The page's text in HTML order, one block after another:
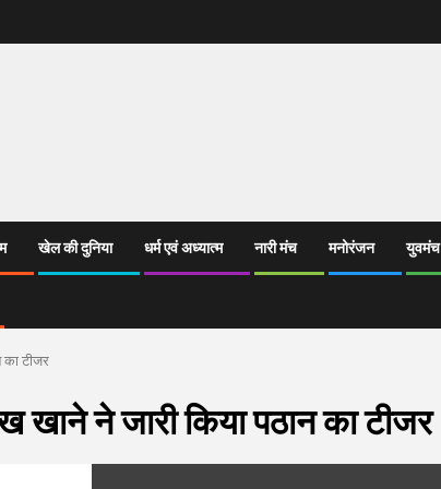
खेल की दुनिया धर्म एवं अध्यात्म नारी मंच मनोरंजन युवमंच
का टीजर
खाने ने जारी किया पठान का टीजर